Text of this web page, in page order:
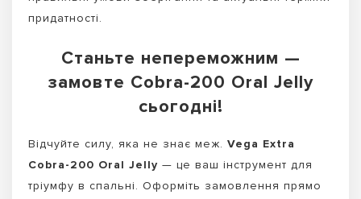
придатності.
Станьте непереможним —
замовте Cobra-200 Oral Jelly
сьогодні!
Відчуйте силу, яка не знає меж. Vega Extra
Cobra-200 Oral Jelly — це ваш інструмент для
тріумфу в спальні. Оформіть замовлення прямо